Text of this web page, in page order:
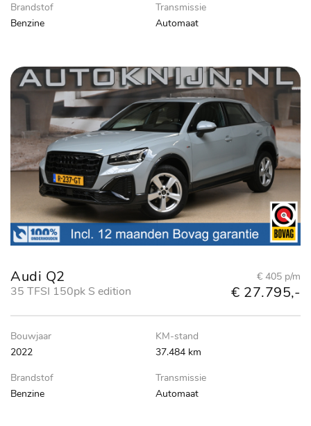
Brandstof
Benzine
Transmissie
Automaat
Audi Q2
35 TFSI 150pk S edition
€ 405 p/m
€ 27.795,-
Bouwjaar
2022
KM-stand
37.484 km
Brandstof
Benzine
Transmissie
Automaat